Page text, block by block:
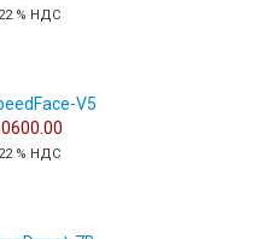
% НДС
V5
% НДС